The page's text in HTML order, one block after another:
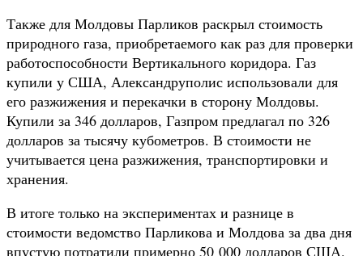
Также для Молдовы Парликов раскрыл стоимость
природного газа, приобретаемого как раз для проверки
работоспособности Вертикального коридора. Газ
купили у США, Александруполис использовали для
его разжижения и перекачки в сторону Молдовы.
Купили за 346 долларов, Газпром предлагал по 326
долларов за тысячу кубометров. В стоимости не
учитывается цена разжижения, транспортировки и
хранения.
В итоге только на экспериментах и разнице в
стоимости ведомство Парликова и Молдова за два дня
впустую потратили примерно 50 000 долларов США.